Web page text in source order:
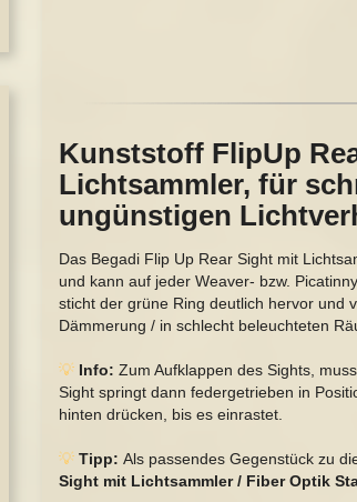
Kunststoff FlipUp
Lichtsammler, für
ungünstigen
Das Begadi Flip Up Rear Sight mit
und kann auf jeder Weaver- bzw.
sticht der grüne Ring deutlich hervor und
Dämmerung / in schlecht beleuchteten
💡Info: Zum Aufklappen des Sights,
Sight springt dann federgetrieben in
hinten drücken, bis es einrastet.
💡Tipp: Als passendes Gegenstück zu
Sight mit Lichtsammler / Fiber Optik